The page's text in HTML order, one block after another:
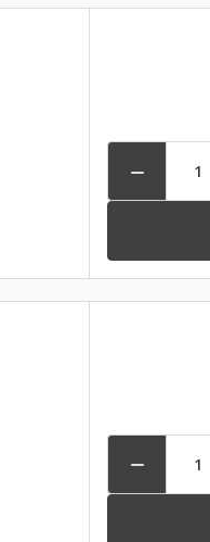

